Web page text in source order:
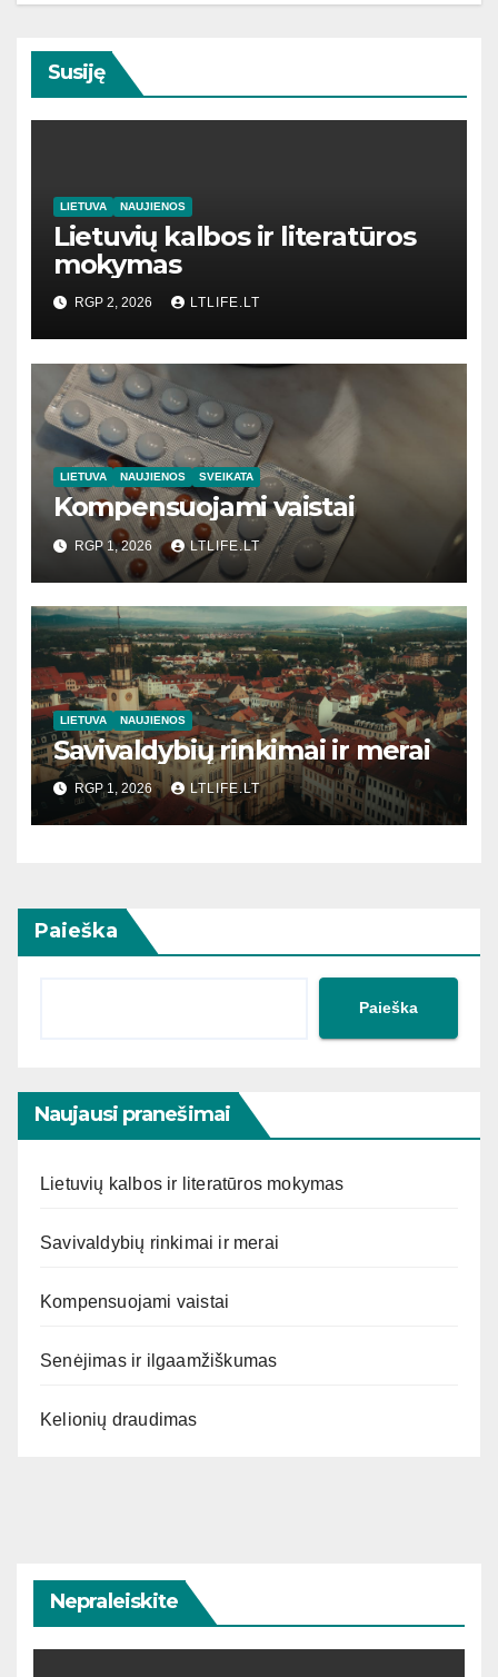
Susiję
LIETUVA NAUJIENOS
Lietuvių kalbos ir literatūros
mokymas
RGP 2, 2026 LTLIFE.LT
LIETUVA NAUJIENOS SVEIKATA
Kompensuojami vaistai
RGP 1, 2026 LTLIFE.LT
LIETUVA NAUJIENOS
Savivaldybių rinkimai ir merai
RGP 1, 2026 LTLIFE.LT
Paieška
Paieška
Naujausi pranešimai
Lietuvių kalbos ir literatūros mokymas
Savivaldybių rinkimai ir merai
Kompensuojami vaistai
Senėjimas ir ilgaamžiškumas
Kelionių draudimas
Nepraleiskite